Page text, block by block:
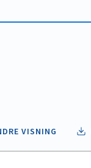
VISNING